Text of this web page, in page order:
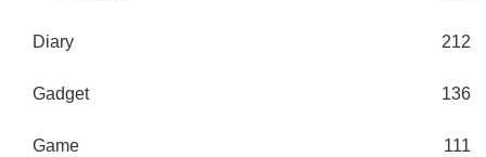
Diary 212
Gadget 136
Game 111